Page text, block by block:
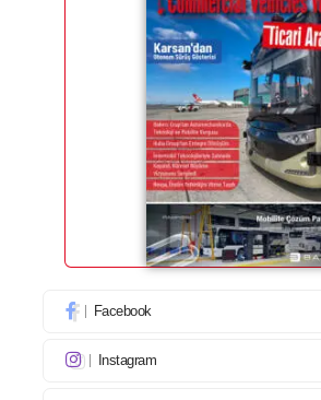
Facebook
Instagram